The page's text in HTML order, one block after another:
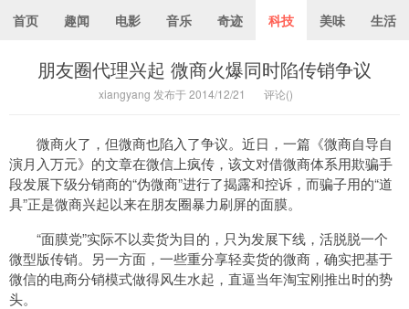
首页 趣闻 电影 音乐 奇迹 科技 美味 生活
朋友圈代理兴起 微商火爆同时陷传销争议
xiangyang 发布于 2014/12/21 评论()
微商火了，但微商也陷入了争议。近日，一篇《微商自导自
演月入万元》的文章在微信上疯传，该文对借微商体系用欺骗手
段发展下级分销商的“伪微商”进行了揭露和控诉，而骗子用的“道
具”正是微商兴起以来在朋友圈暴力刷屏的面膜。
“面膜党”实际不以卖货为目的，只为发展下线，活脱脱一个
微型版传销。另一方面，一些重分享轻卖货的微商，确实把基于
微信的电商分销模式做得风生水起，直逼当年淘宝刚推出时的势
头。